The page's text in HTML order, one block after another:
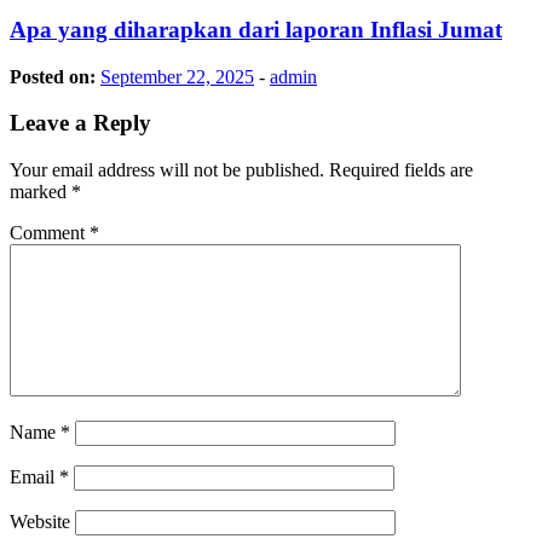
Apa yang diharapkan dari laporan Inflasi Jumat
Posted on: September 22, 2025 - admin
Leave a Reply
Your email address will not be published. Required fields are
marked *
Comment *
Name *
Email *
Website